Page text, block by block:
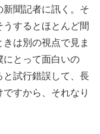
新聞記者に訊く。そ
するとほとんど間
は別の視点で見ま
にとって面白いの
と試行錯誤して、長
すから、それなり